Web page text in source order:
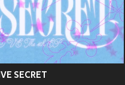
IVE SECRET